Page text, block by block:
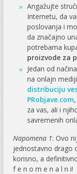
Angažujte
Internetu, da
poslovanja i
da značajno
potrebama
proizvode za
Jedan od
na onlajn
distribuciju
PRobjave.com
za vas, ali i
savremenih
Napomena 1: Ovo
jednostavno drago
korisno, a
f e n o m e n a l n i!